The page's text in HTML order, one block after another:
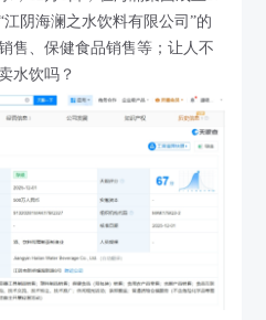
阴海澜之水饮料有限公司”的
售、保健食品销售等；让人不
水饮吗？